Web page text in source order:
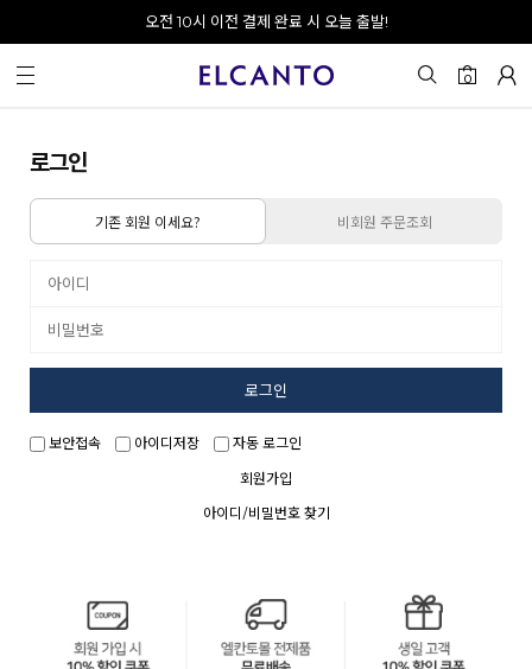
오전 10시 이전 결제 완료 시 오늘 출발!
0
로그인
기존 회원 이세요? 비회원 주문조회
로그인
보안접속 아이디저장
자동 로그인
회원가입
아이디/비밀번호 찾기